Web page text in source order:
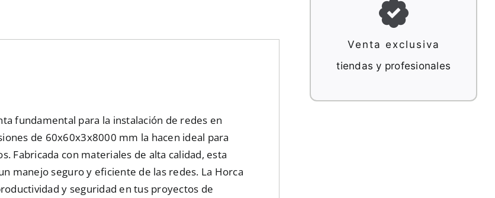
fundamental para la instalación de redes en
de 60x60x3x8000 mm la hacen ideal para
Fabricada con materiales de alta calidad, esta
manejo seguro y eficiente de las redes. La Horca
y seguridad en tus proyectos de
Venta exclusiva
tiendas y profesionales